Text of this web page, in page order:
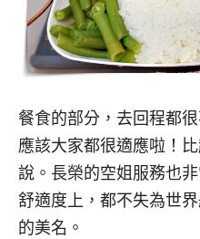
餐食的部分，去回程都
應該大家都很適應啦！
說。長榮的空姐服務也
舒適度上，都不失為世
的美名。